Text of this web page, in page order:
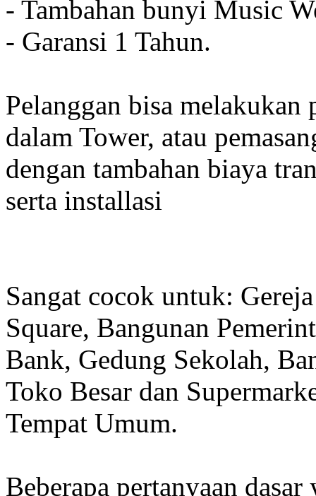
- Tambahan bunyi Music
- Garansi 1 Tahun.
Pelanggan bisa melakukan
dalam Tower, atau
dengan tambahan biaya
serta installasi
Sangat cocok untuk:
Square, Bangunan
Bank, Gedung Sekolah,
Toko Besar dan
Tempat Umum.
Beberapa pertanyaan